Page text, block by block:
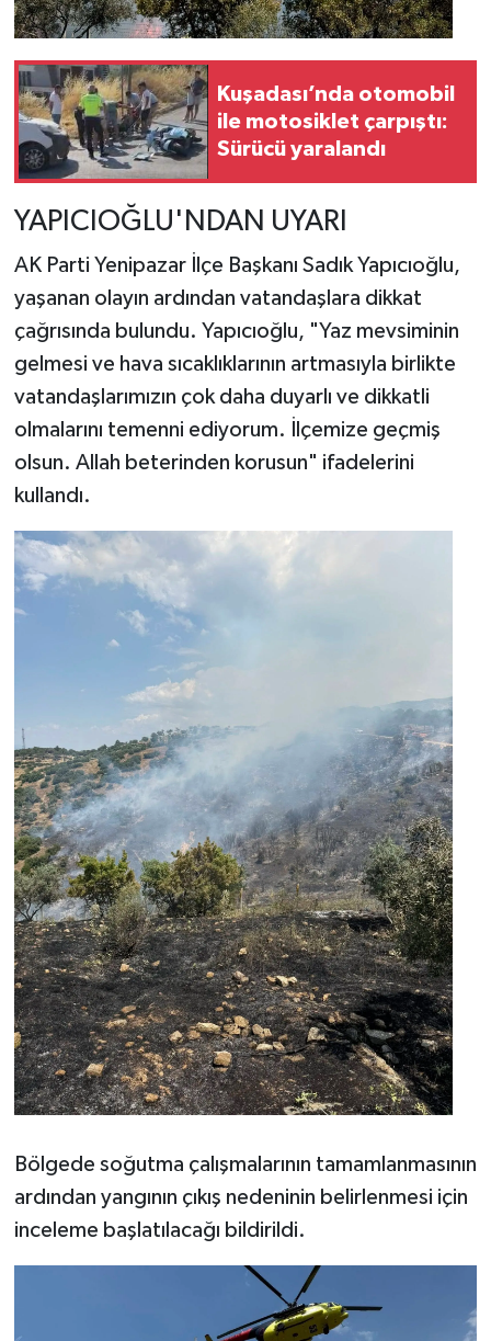
Kuşadası’nda otomobil
ile motosiklet çarpıştı:
Sürücü yaralandı
YAPICIOĞLU'NDAN UYARI
AK Parti Yenipazar İlçe Başkanı Sadık Yapıcıoğlu,
yaşanan olayın ardından vatandaşlara dikkat
çağrısında bulundu. Yapıcıoğlu, "Yaz mevsiminin
gelmesi ve hava sıcaklıklarının artmasıyla birlikte
vatandaşlarımızın çok daha duyarlı ve dikkatli
olmalarını temenni ediyorum. İlçemize geçmiş
olsun. Allah beterinden korusun" ifadelerini
kullandı.
Bölgede soğutma çalışmalarının tamamlanmasının
ardından yangının çıkış nedeninin belirlenmesi için
inceleme başlatılacağı bildirildi.